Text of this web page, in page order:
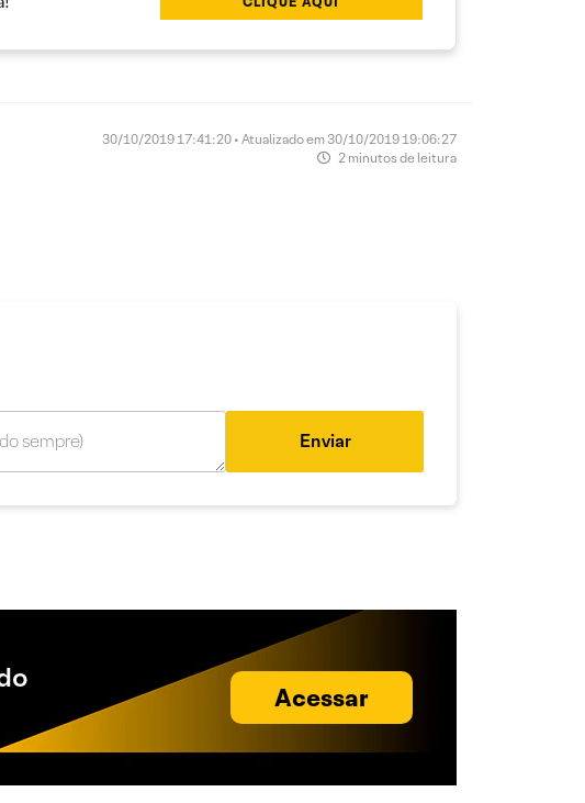
30/10/2019 17:41:20 • Atualizado em 30/10/2019 19:06:27
2 minutos de leitura
Enviar
Acessar